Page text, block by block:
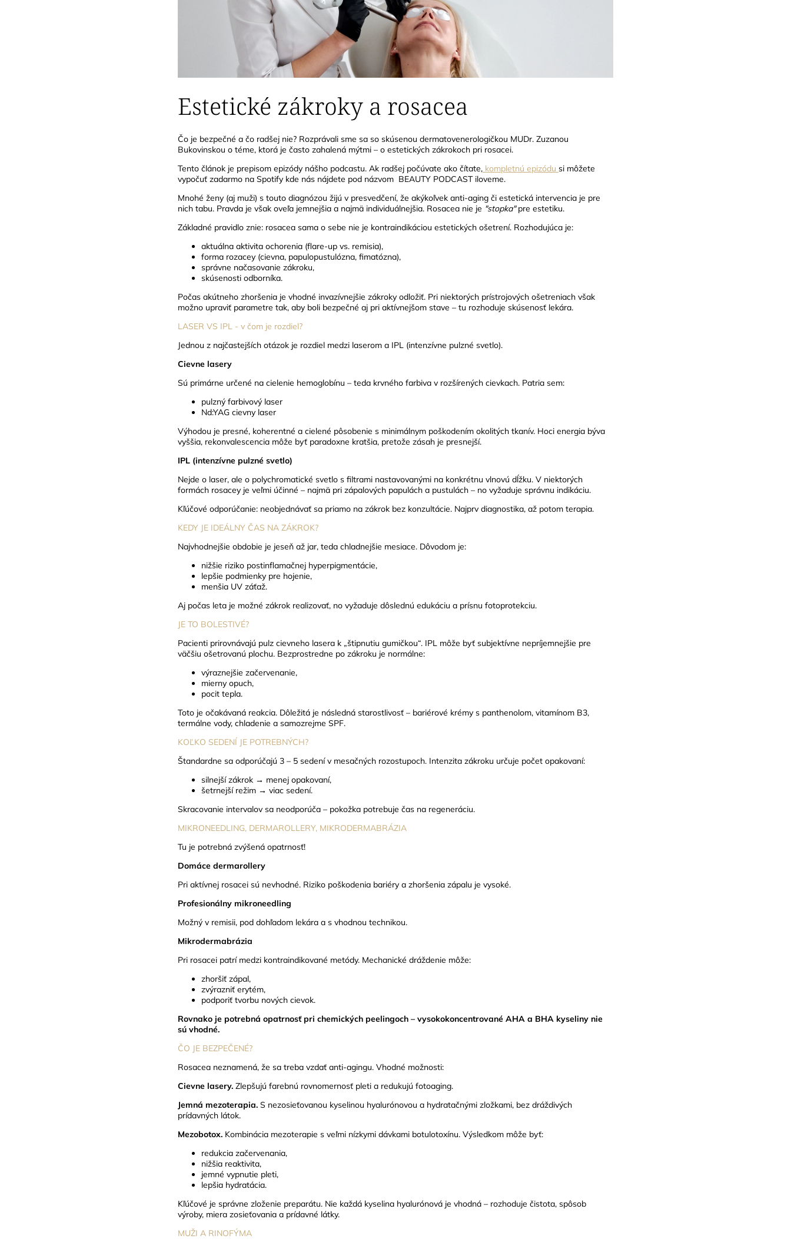
Estetické zákroky a rosacea
Čo je bezpečné a čo radšej nie? Rozprávali sme sa so skúsenou dermatovenerologičkou MUDr. Zuzanou
Bukovinskou o téme, ktorá je často zahalená mýtmi – o estetických zákrokoch pri rosacei.
Tento článok je prepisom epizódy nášho podcastu. Ak radšej počúvate ako čítate, kompletnú epizódu si môžete
vypočuť zadarmo na Spotify kde nás nájdete pod názvom BEAUTY PODCAST iloveme.
Mnohé ženy (aj muži) s touto diagnózou žijú v presvedčení, že akýkoľvek anti-aging či estetická intervencia je pre
nich tabu. Pravda je však oveľa jemnejšia a najmä individuálnejšia. Rosacea nie je "stopka"pre estetiku.
Základné pravidlo znie: rosacea sama o sebe nie je kontraindikáciou estetických ošetrení. Rozhodujúca je:
aktuálna aktivita ochorenia (flare-up vs. remisia),
forma rozacey (cievna, papulopustulózna, fimatózna),
správne načasovanie zákroku,
skúsenosti odborníka.
Počas akútneho zhoršenia je vhodné invazívnejšie zákroky odložiť. Pri niektorých prístrojových ošetreniach však
možno upraviť parametre tak, aby boli bezpečné aj pri aktívnejšom stave – tu rozhoduje skúsenosť lekára.
LASER VS IPL - v čom je rozdiel?
Jednou z najčastejších otázok je rozdiel medzi laserom a IPL (intenzívne pulzné svetlo).
Cievne lasery
Sú primárne určené na cielenie hemoglobínu – teda krvného farbiva v rozšírených cievkach. Patria sem:
pulzný farbivový laser
Nd:YAG cievny laser
Výhodou je presné, koherentné a cielené pôsobenie s minimálnym poškodením okolitých tkanív. Hoci energia býva
vyššia, rekonvalescencia môže byť paradoxne kratšia, pretože zásah je presnejší.
IPL (intenzívne pulzné svetlo)
Nejde o laser, ale o polychromatické svetlo s filtrami nastavovanými na konkrétnu vlnovú dĺžku. V niektorých
formách rosacey je veľmi účinné – najmä pri zápalových papulách a pustulách – no vyžaduje správnu indikáciu.
Kľúčové odporúčanie: neobjednávať sa priamo na zákrok bez konzultácie. Najprv diagnostika, až potom terapia.
KEDY JE IDEÁLNY ČAS NA ZÁKROK?
Najvhodnejšie obdobie je jeseň až jar, teda chladnejšie mesiace. Dôvodom je:
nižšie riziko postinflamačnej hyperpigmentácie,
lepšie podmienky pre hojenie,
menšia UV záťaž.
Aj počas leta je možné zákrok realizovať, no vyžaduje dôslednú edukáciu a prísnu fotoprotekciu.
JE TO BOLESTIVÉ?
Pacienti prirovnávajú pulz cievneho lasera k „štipnutiu gumičkou“. IPL môže byť subjektívne nepríjemnejšie pre
väčšiu ošetrovanú plochu. Bezprostredne po zákroku je normálne:
výraznejšie začervenanie,
mierny opuch,
pocit tepla.
Toto je očakávaná reakcia. Dôležitá je následná starostlivosť – bariérové krémy s panthenolom, vitamínom B3,
termálne vody, chladenie a samozrejme SPF.
KOĽKO SEDENÍ JE POTREBNÝCH?
Štandardne sa odporúčajú 3 – 5 sedení v mesačných rozostupoch. Intenzita zákroku určuje počet opakovaní:
silnejší zákrok → menej opakovaní,
šetrnejší režim → viac sedení.
Skracovanie intervalov sa neodporúča – pokožka potrebuje čas na regeneráciu.
MIKRONEEDLING, DERMAROLLERY, MIKRODERMABRÁZIA
Tu je potrebná zvýšená opatrnosť!
Domáce dermarollery
Pri aktívnej rosacei sú nevhodné. Riziko poškodenia bariéry a zhoršenia zápalu je vysoké.
Profesionálny mikroneedling
Možný v remisii, pod dohľadom lekára a s vhodnou technikou.
Mikrodermabrázia
Pri rosacei patrí medzi kontraindikované metódy. Mechanické dráždenie môže:
zhoršiť zápal,
zvýrazniť erytém,
podporiť tvorbu nových cievok.
Rovnako je potrebná opatrnosť pri chemických peelingoch – vysokokoncentrované AHA a BHA kyseliny nie
sú vhodné.
ČO JE BEZPEČENÉ?
Rosacea neznamená, že sa treba vzdať anti-agingu. Vhodné možnosti:
Cievne lasery. Zlepšujú farebnú rovnomernosť pleti a redukujú fotoaging.
Jemná mezoterapia. S nezosieťovanou kyselinou hyalurónovou a hydratačnými zložkami, bez dráždivých
prídavných látok.
Mezobotox. Kombinácia mezoterapie s veľmi nízkymi dávkami botulotoxínu. Výsledkom môže byť:
redukcia začervenania,
nižšia reaktivita,
jemné vypnutie pleti,
lepšia hydratácia.
Kľúčové je správne zloženie preparátu. Nie každá kyselina hyalurónová je vhodná – rozhoduje čistota, spôsob
výroby, miera zosieťovania a prídavné látky.
MUŽI A RINOFÝMA